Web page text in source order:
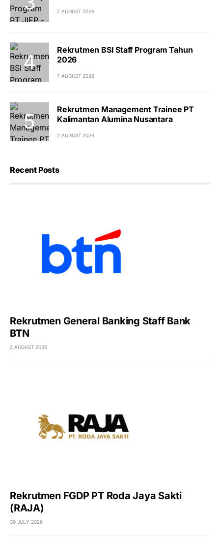
7 AUGUST 2026
Rekrutmen BSI Staff Program Tahun
2026
7 AUGUST 2026
Rekrutmen Management Trainee PT
Kalimantan Alumina Nusantara
2 AUGUST 2026
Recent Posts
Rekrutmen General Banking Staff Bank
BTN
2 AUGUST 2026
Rekrutmen FGDP PT Roda Jaya Sakti
(RAJA)
30 JULY 2026